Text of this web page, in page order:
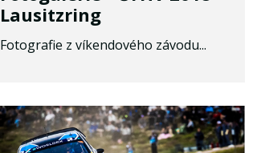
Lausitzring
Fotografie z víkendového závodu...